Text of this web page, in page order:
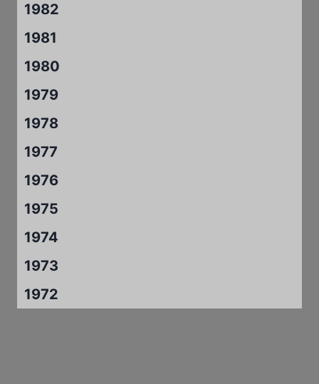
1982
1981
1980
1979
1978
1977
1976
1975
1974
1973
1972